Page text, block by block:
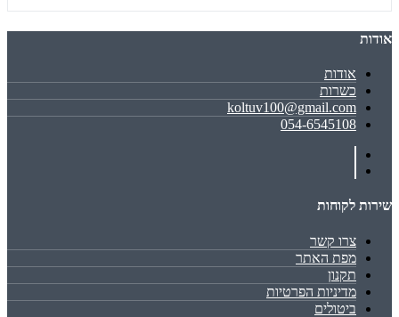
אודות
אודות
כשרות
koltuv100@gmail.com
054-6545108
שירות לקוחות
צרו קשר
מפת האתר
תקנון
מדיניות הפרטיות
ביטולים